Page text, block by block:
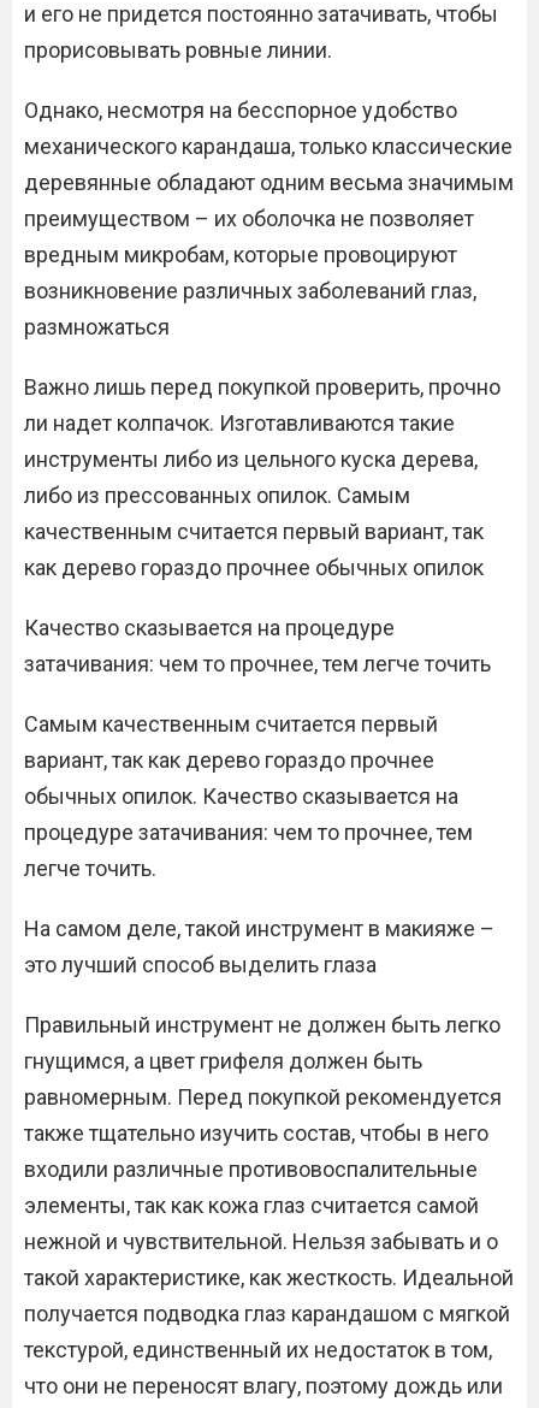
и его не придется постоянно затачивать, чтобы
прорисовывать ровные линии.
Однако, несмотря на бесспорное удобство
механического карандаша, только классические
деревянные обладают одним весьма значимым
преимуществом – их оболочка не позволяет
вредным микробам, которые провоцируют
возникновение различных заболеваний глаз,
размножаться
Важно лишь перед покупкой проверить, прочно
ли надет колпачок. Изготавливаются такие
инструменты либо из цельного куска дерева,
либо из прессованных опилок. Самым
качественным считается первый вариант, так
как дерево гораздо прочнее обычных опилок
Качество сказывается на процедуре
затачивания: чем то прочнее, тем легче точить
Самым качественным считается первый
вариант, так как дерево гораздо прочнее
обычных опилок. Качество сказывается на
процедуре затачивания: чем то прочнее, тем
легче точить.
На самом деле, такой инструмент в макияже –
это лучший способ выделить глаза
Правильный инструмент не должен быть легко
гнущимся, а цвет грифеля должен быть
равномерным. Перед покупкой рекомендуется
также тщательно изучить состав, чтобы в него
входили различные противовоспалительные
элементы, так как кожа глаз считается самой
нежной и чувствительной. Нельзя забывать и о
такой характеристике, как жесткость. Идеальной
получается подводка глаз карандашом с мягкой
текстурой, единственный их недостаток в том,
что они не переносят влагу, поэтому дождь или